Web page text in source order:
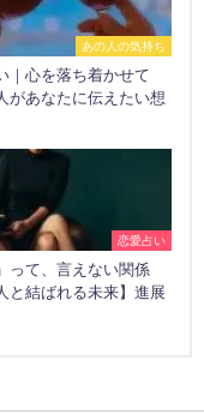
あの人の気持ち
｜心を落ち着かせて
があなたに伝えたい想
恋愛占い
って、言えない関係
と結ばれる未来】進展